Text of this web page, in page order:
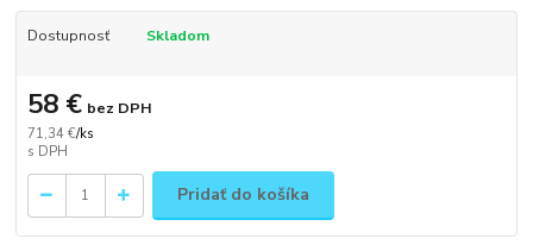
Dostupnosť Skladom
71,34 €/ks
58 € bez DPH
Pridať do košíka